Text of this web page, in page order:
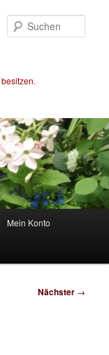
Mein Konto
Nächster →